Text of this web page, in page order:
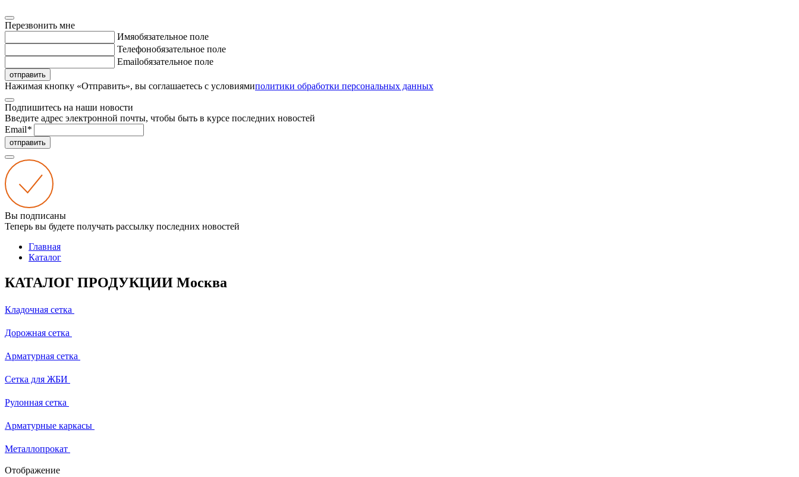
Перезвонить мне
Имяобязательное поле
Телефонобязательное поле
Emailобязательное поле
отправить
Нажимая кнопку «Отправить», вы соглашаетесь с условиямиполитики обработки персональных данных
Подпишитесь на наши новости
Введите адрес электронной почты, чтобы быть в курсе последних новостей
Email*
отправить
Вы подписаны
Теперь вы будете получать рассылку последних новостей
Главная
Каталог
КАТАЛОГ ПРОДУКЦИИ Москва
Кладочная сетка
Дорожная сетка
Арматурная сетка
Сетка для ЖБИ
Рулонная сетка
Арматурные каркасы
Металлопрокат
Отображение